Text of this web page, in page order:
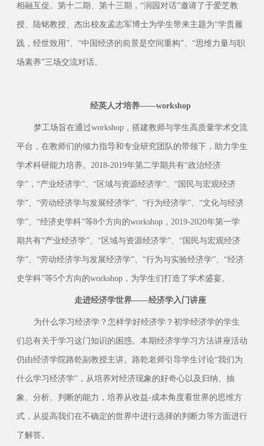
相融互促。第十二期、第十三期，“润园对话”邀请了于爱芝教
授、陆铭教授、杰出校友孟志军博士为学生带来主题为“学贵履
践，经世致用”、“中国经济的前景是空间重构”、“思维力量与职
场素养”三场交流对话。
经英人才培养——workshop
梦工场旨在通过workshop，搭建教师与学生高质量学术交流
平台，在教师们的倾力指导和专业研究团队的带领下，助力学生
学术科研能力培养。2018-2019年第二学期共有“政治经济
学”，“产业经济学”、“区域与资源经济学”、“国民与宏观经济
学”、“劳动经济学与发展经济学”、“行为经济学”、“文化与经济
学”、“经济史学科”等8个方向的workshop，2019-2020年第一学
期共有“产业经济学”、“区域与资源经济学”、“国民与宏观经济
学”、“劳动经济学与发展经济学”、“行为与实验经济学”、“经济
史学科”等5个方向的workshop，为学生们打造了学术盛宴。
走进经济学世界——经济学入门讲座
为什么学习经济学？怎样学好经济学？初学经济学的学生
们总有关于学习这门知识的困惑。本期经济学学习方法讲座活动
仍由经济学院路乾副教授主讲。路乾老师引导学生讨论“我们为
什么学习经济学”，从培养对经济现象的好奇心以及归纳、抽
象、分析、判断的能力，培养从收益-成本角度看世界的思维方
式，从提高我们在不确定的世界中进行选择的判断力等方面进行
了解答。